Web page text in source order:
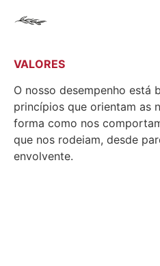
VALORES
O nosso desempenho está
princípios que orientam as
forma como nos
que nos rodeiam, desde
envolvente.